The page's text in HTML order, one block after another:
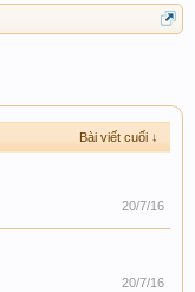
Bài viết cuối ↓
20/7/16
20/7/16